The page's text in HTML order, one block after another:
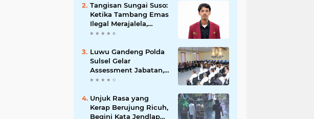
Tangisan Sungai Suso:
Ketika Tambang Emas
Ilegal Merajalela,
Negara Seolah
Luwu Gandeng Polda
Sulsel Gelar
Assessment Jabatan,
Perkuat Penempatan
Kompetensi
Unjuk Rasa yang
Kerap Berujung Ricuh,
Begini Kata Jendlap